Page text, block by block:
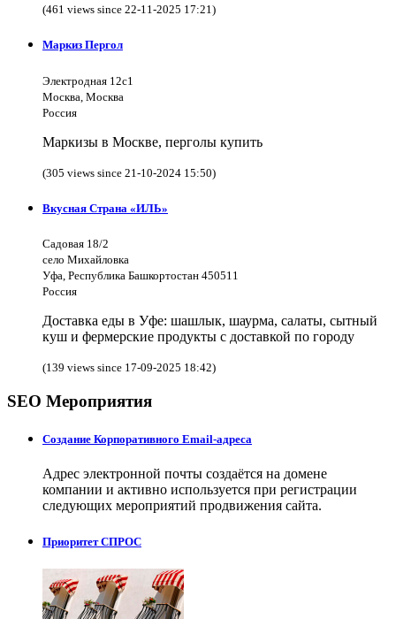
(461 views since 22-11-2025 17:21)
Маркиз Пергол
Электродная 12с1
Москва, Москва
Россия
Маркизы в Москве, перголы купить
(305 views since 21-10-2024 15:50)
Вкусная Страна «ИЛЬ»
Садовая 18/2
село Михайловка
Уфа, Республика Башкортостан 450511
Россия
Доставка еды в Уфе: шашлык, шаурма, салаты, сытный
куш и фермерские продукты с доставкой по городу
(139 views since 17-09-2025 18:42)
SEO Мероприятия
Создание Корпоративного Email-адреса
Адрес электронной почты создаётся на домене
компании и активно используется при регистрации
следующих мероприятий продвижения сайта.
Приоритет СПРОС